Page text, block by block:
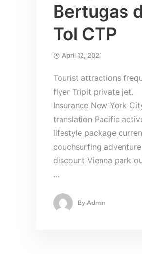
Bertugas
Tol CTP
April 12, 2021
Tourist attractions
flyer Tripit private jet.
Insurance New York
translation Pacific
lifestyle package
couchsurfing
discount Vienna park
…
ByAdmin